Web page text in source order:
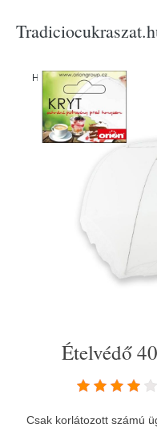
Home/Produkty/Konyhai
Ételvédő
Csak korlátozott számú